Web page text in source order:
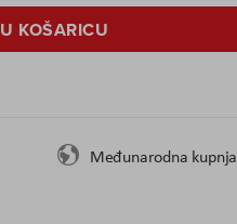
U KOŠARICU
Međunarodna kupnja